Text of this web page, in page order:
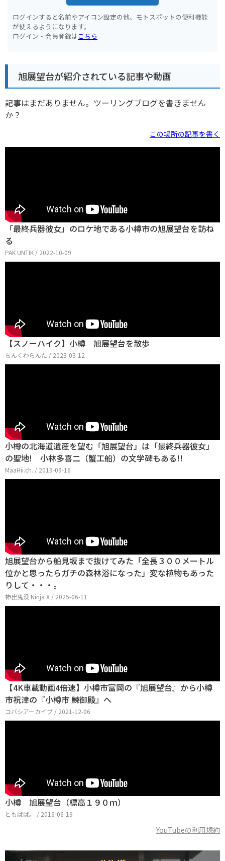
ログインすると名前やアイコン設定の他、モトスポットの便利機能
が使えるようになります。
ログイン・会員登録はこちら
旭展望台が紹介されている記事や動画
記事はまだありません。ツーリングブログを書きません
か？
この場所の記事を書く
「最終兵器彼女」のロケ地である小樽市の旭展望台を訪ね
る
PAK UNTIK / 2022-10-09
【スノーハイク】小樽 旭展望台を散歩
ちんくわらんた / 2023-03-12
小樽の北海道遺産を望む「旭展望台」は「最終兵器彼女」
の聖地! 小林多喜二（蟹工船）の文学碑もある!!
MaaHii.ch. / 2019-09-16
旭展望台から船見坂まで抜けてみた「全長３００メートル
位かと思ったらガチの森林浴になった」変な植物もあった
りして・・・。
神出鬼没 Ninja X / 2025-06-11
【4K車載動画4倍速】小樽市富岡の『旭展望台』から小樽
市祝津の『小樽市 鰊御殿』へ
コバシアーカイブ / 2021-12-06
小樽 旭展望台（標高１９０ｍ）
ともぱぱ。 / 2016-06-19
YouTubeの利用規約